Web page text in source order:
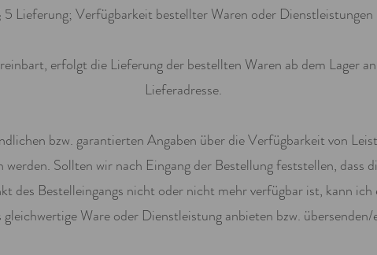
5 Lieferung; Verfügbarkeit bestellter Waren oder Dienstleistungen
erfolgt die Lieferung der bestellten Waren ab dem Lager
Lieferadresse.
bzw. garantierten Angaben über die Verfügbarkeit von
Sollten wir nach Eingang der Bestellung feststellen, dass
des Bestelleingangs nicht oder nicht mehr verfügbar ist, kann
gleichwertige Ware oder Dienstleistung anbieten bzw.